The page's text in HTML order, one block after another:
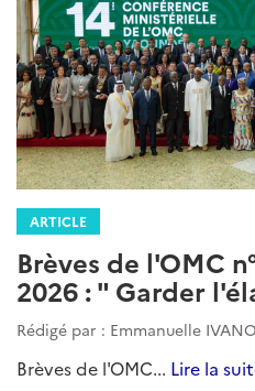
ARTICLE
Brèves de l'OMC
2026 : " Garder
Rédigé par : Emmanuelle
Brèves de l'OMC... Lire la